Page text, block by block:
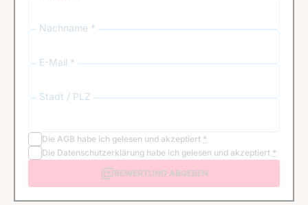
Nachname *
E-Mail *
Stadt / PLZ
Die AGB habe ich gelesen und akzeptiert *
Die Datenschutzerklärung habe ich gelesen und akzeptiert *
BEWERTUNG ABGEBEN